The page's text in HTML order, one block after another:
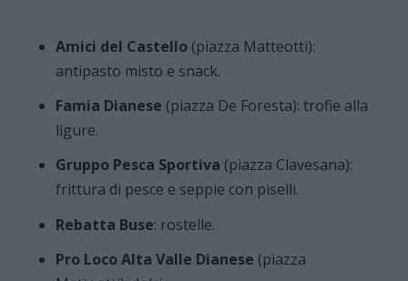
Amici del Castello(piazza Matteotti):
antipasto misto e snack.
Famia Dianese (piazza De Foresta): trofie alla
ligure.
Gruppo Pesca Sportiva (piazza Clavesana):
frittura di pesce e seppie con piselli.
Rebatta Buse: rostelle.
Pro Loco Alta Valle Dianese (piazza